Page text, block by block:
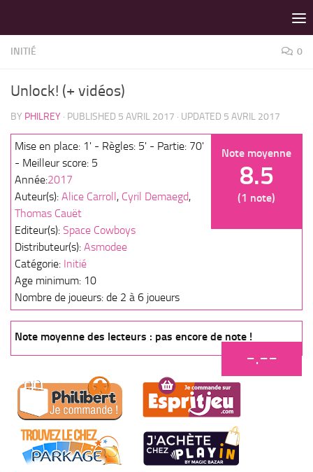
INITIÉ 0
Unlock! (+ vidéos)
BY PHILREY · PUBLISHED 5 AVRIL 2017 · UPDATED 5 AVRIL 2017
Note moyenne
8.5
(1 note)
Mise en place: 1' - Règles: 5' - Partie: 70'
- Meilleur score: 5
Année:2017
Auteur(s): Alice Carroll , Cyril Demaegd,
Thomas Cauët
Editeur(s): Space Cowboys
Distributeur(s): Asmodee
Catégorie: Initié
Age minimum: 10
Nombre de joueurs: de 2 à 6 joueurs
Note moyenne des lecteurs : pas encore de note !
-.--